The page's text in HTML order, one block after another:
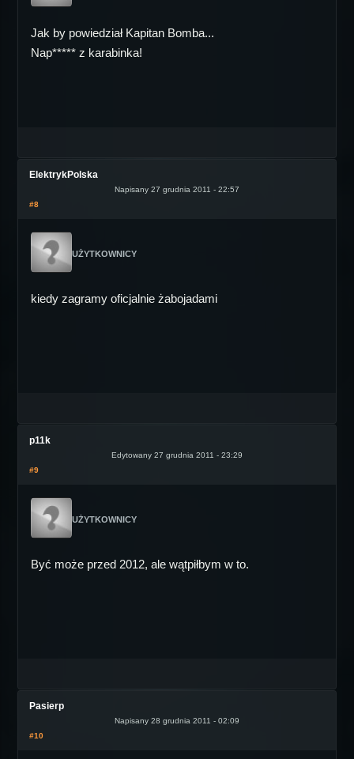
Jak by powiedział Kapitan Bomba...
Nap***** z karabinka!
ElektrykPolska
Napisany 27 grudnia 2011 - 22:57
#8
UŻYTKOWNICY
kiedy zagramy oficjalnie żabojadami
p11k
Edytowany 27 grudnia 2011 - 23:29
#9
UŻYTKOWNICY
Być może przed 2012, ale wątpiłbym w to.
Pasierp
Napisany 28 grudnia 2011 - 02:09
#10